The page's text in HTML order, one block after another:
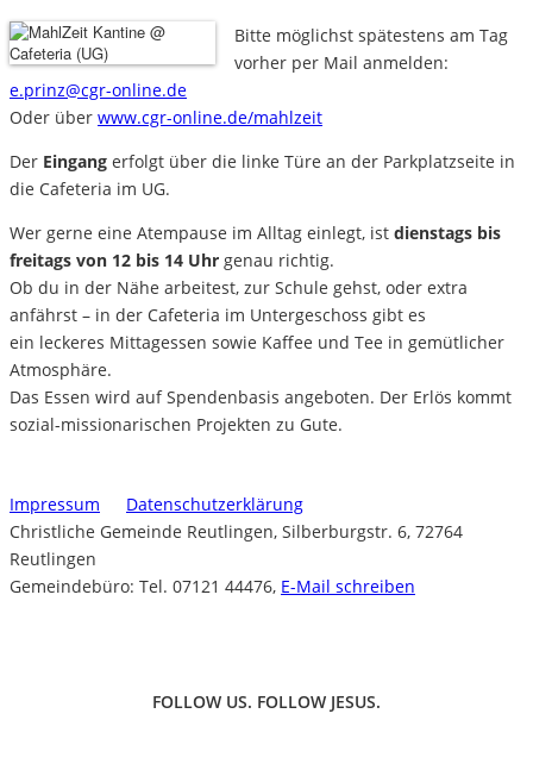
Bitte möglichst spätestens am Tag
vorher per Mail anmelden:
e.prinz@cgr-online.de
Oder über www.cgr-online.de/mahlzeit
Der Eingang erfolgt über die linke Türe an der Parkplatzseite in
die Cafeteria im UG.
Wer gerne eine Atempause im Alltag einlegt, ist dienstags bis
freitags von 12 bis 14 Uhr genau richtig.
Ob du in der Nähe arbeitest, zur Schule gehst, oder extra
anfährst – in der Cafeteria im Untergeschoss gibt es
ein leckeres Mittagessen sowie Kaffee und Tee in gemütlicher
Atmosphäre.
Das Essen wird auf Spendenbasis angeboten. Der Erlös kommt
sozial-missionarischen Projekten zu Gute.
Impressum
Datenschutzerklärung
Christliche Gemeinde Reutlingen, Silberburgstr. 6, 72764
Reutlingen
Gemeindebüro: Tel. 07121 44476, E-Mail schreiben
FOLLOW US. FOLLOW JESUS.